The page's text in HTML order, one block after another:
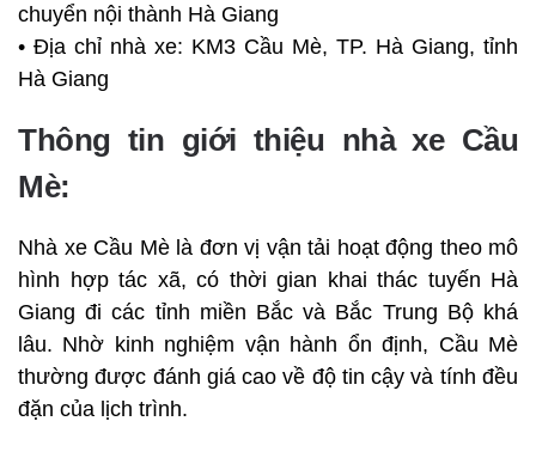
chuyển nội thành Hà Giang
• Địa chỉ nhà xe: KM3 Cầu Mè, TP. Hà Giang, tỉnh
Hà Giang
Thông tin giới thiệu nhà xe Cầu
Mè:
Nhà xe Cầu Mè là đơn vị vận tải hoạt động theo mô
hình hợp tác xã, có thời gian khai thác tuyến Hà
Giang đi các tỉnh miền Bắc và Bắc Trung Bộ khá
lâu. Nhờ kinh nghiệm vận hành ổn định, Cầu Mè
thường được đánh giá cao về độ tin cậy và tính đều
đặn của lịch trình.